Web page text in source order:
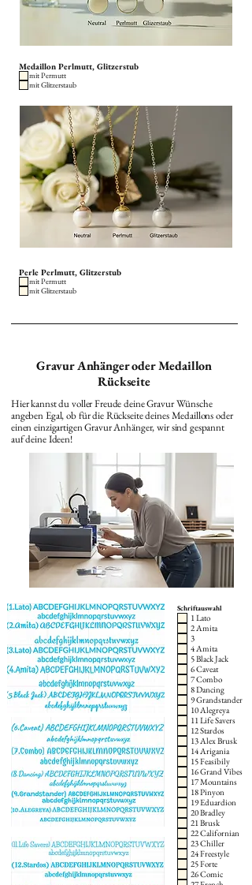
Medaillon Perlmutt, Glitzerstub
mit Permutt
mit Glitzerstaub
Perle Perlmutt, Glitzerstub
mit Permutt
mit Glitzerstaub
Gravur Anhänger oder Medaillon
Rückseite
Hier kannst du voller Freude deine Gravur Wünsche
angeben Egal, ob für die Rückseite deines Medaillons oder
einen einzigartigen Gravur Anhänger, wir sind gespannt
auf deine Ideen!
Schriftauswahl
1 Lato
2 Amita
3
4 Amita
5 Black Jack
6 Caveat
7 Combo
8 Dancing
9 Grandstander
10 Alegreya
11 Life Savers
12 Stardos
13 Alex Brusk
14 Arigania
15 Feasibily
16 Grand Vibes
17 Mountains
18 Pinyon
19 Eduardion
20 Bradley
21 Brusk
22 Californian
23 Chiller
24 Freestyle
25 Forte
26 Comic